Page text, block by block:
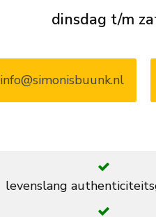
dinsdag t/m
info@simonisbuunk.nl
levenslang